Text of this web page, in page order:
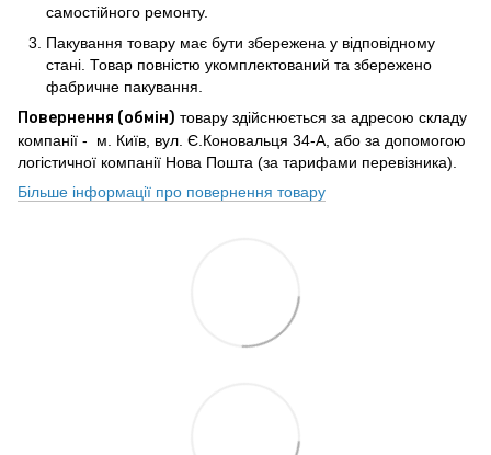
самостійного ремонту.
Пакування товару має бути збережена у відповідному
стані. Товар повністю укомплектований та збережено
фабричне пакування.
Повернення (обмін) товару здійснюється за адресою складу
компанії - м. Київ, вул. Є.Коновальця 34-А, або за допомогою
логістичної компанії Нова Пошта (за тарифами перевізника).
Більше інформації про повернення товару